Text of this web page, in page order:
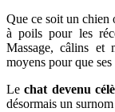
Que ce soit un chien
à poils pour les
Massage, câlins et
moyens pour que
Lechat devenu
désormais un